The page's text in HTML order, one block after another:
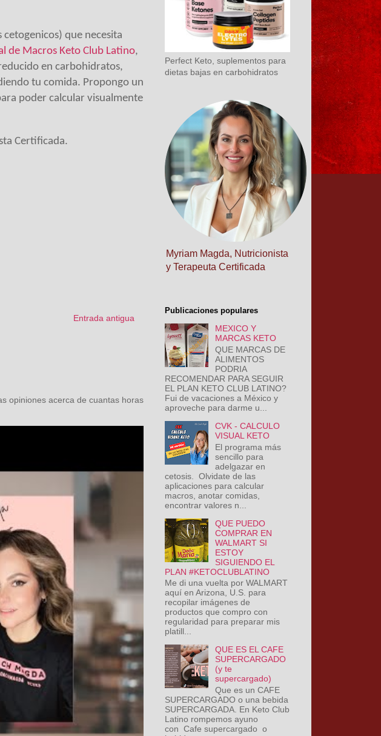
que necesita
de Macros Keto Club Latino,
en carbohidratos,
tu comida. Propongo un
poder calcular visualmente
Certificada.
Entrada antigua
opiniones acerca de cuantas horas
Perfect Keto, suplementos para
dietas bajas en carbohidratos
Myriam Magda, Nutricionista
y Terapeuta Certificada
Publicaciones populares
MEXICO Y
MARCAS KETO
QUE MARCAS DE
ALIMENTOS
PODRIA
RECOMENDAR PARA SEGUIR
EL PLAN KETO CLUB LATINO?
Fui de vacaciones a México y
aproveche para darme u...
CVK - CALCULO
VISUAL KETO
El programa más
sencillo para
adelgazar en
cetosis. Olvidate de las
aplicaciones para calcular
macros, anotar comidas,
encontrar valores n...
QUE PUEDO
COMPRAR EN
WALMART SI
ESTOY
SIGUIENDO EL
PLAN #KETOCLUBLATINO
Me di una vuelta por WALMART
aquí en Arizona, U.S. para
recopilar imágenes de
productos que compro con
regularidad para preparar mis
platill...
QUE ES EL CAFE
SUPERCARGADO
(y te
supercargado)
Que es un CAFE
SUPERCARGADO o una bebida
SUPERCARGADA. En Keto Club
Latino rompemos ayuno
con Cafe supercargado o